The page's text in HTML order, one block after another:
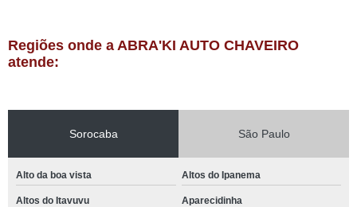
Regiões onde a ABRA'KI AUTO CHAVEIRO
atende:
Sorocaba São Paulo
Alto da boa vista Altos do Ipanema
Altos do Itavuvu Aparecidinha